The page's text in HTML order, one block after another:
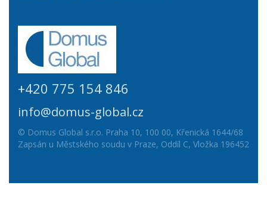
+420 775 154 846
info@domus-global.cz
© Domus Global s.r.o. Praha 10, 100 00, Křenická 1644/68
Zapsán u Městského soudu v Praze, Oddíl C, Vložka 196452